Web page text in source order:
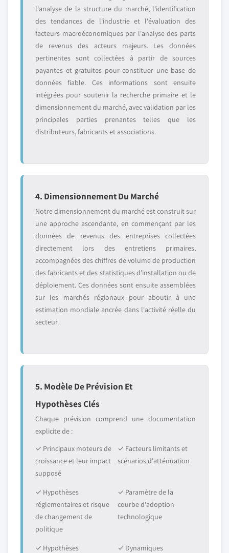
l'analyse de la structure du marché, l'identification
des tendances de l'industrie et l'évaluation des
facteurs macroéconomiques par l'analyse des parts
de revenus des acteurs majeurs. Les données
pertinentes sont collectées à partir de sources
payantes et gratuites pour constituer une base de
données fiable. Ces informations sont ensuite
intégrées pour soutenir la recherche primaire et le
dimensionnement du marché, avec validation par les
principales parties prenantes telles que les
distributeurs, fabricants et associations.
4. Dimensionnement Du Marché
Notre dimensionnement du marché est construit sur
une approche ascendante, en commençant par les
données de revenus des entreprises collectées
directement lors des entretiens primaires,
accompagnées des chiffres de volume de production
des fabricants et des statistiques d'installation ou de
déploiement. Ces données sont ensuite assemblées
sur les marchés régionaux pour aboutir à une
estimation mondiale ancrée dans l'activité réelle du
secteur.
5. Modèle De Prévision Et
Hypothèses Clés
Chaque prévision comprend une documentation
explicite de :
✓ Principaux moteurs de
croissance et leur impact
supposé
✓ Facteurs limitants et
scénarios d'atténuation
✓ Hypothèses
réglementaires et risque
de changement de
politique
✓ Paramètre de la
courbe d'adoption
technologique
✓ Hypothèses
✓ Dynamiques